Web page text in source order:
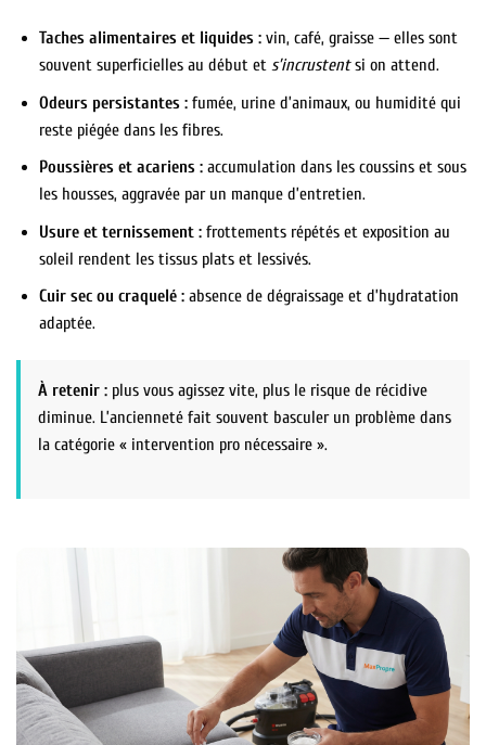
Taches alimentaires et liquides :vin, café, graisse — elles sont
souvent superficielles au début et s’incrustentsi on attend.
Odeurs persistantes :fumée, urine d’animaux, ou humidité qui
reste piégée dans les fibres.
Poussières et acariens :accumulation dans les coussins et sous
les housses, aggravée par un manque d’entretien.
Usure et ternissement :frottements répétés et exposition au
soleil rendent les tissus plats et lessivés.
Cuir sec ou craquelé :absence de dégraissage et d’hydratation
adaptée.
À retenir : plus vous agissez vite, plus le risque de récidive
diminue. L’ancienneté fait souvent basculer un problème dans
la catégorie « intervention pro nécessaire ».